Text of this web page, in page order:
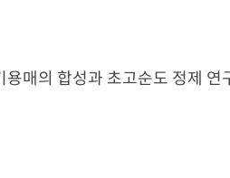
매의 합성과 초고순도 정제